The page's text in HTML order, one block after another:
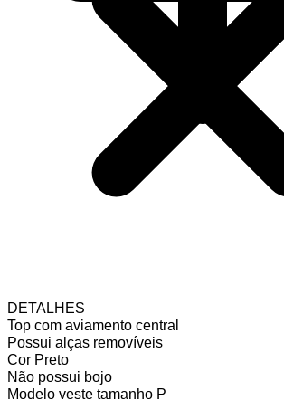
DETALHES
Top com aviamento central
Possui alças removíveis
Cor Preto
Não possui bojo
Modelo veste tamanho P